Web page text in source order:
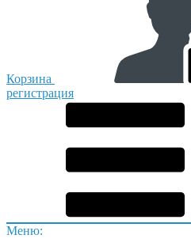
Корзина
регистрация
Меню: